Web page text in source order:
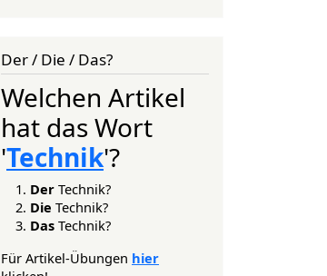
Der / Die / Das?
Welchen Artikel
hat das Wort
'Technik'?
Der Technik?
Die Technik?
Das Technik?
Für Artikel-Übungen hier